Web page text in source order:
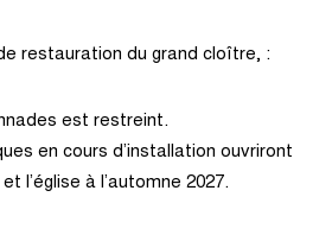
restauration du grand cloître, :
est restreint.
en cours d’installation ouvriront
l’église à l’automne 2027.